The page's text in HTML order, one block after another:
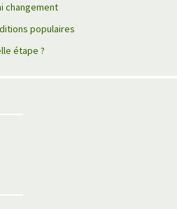
changement
populaires
étape ?